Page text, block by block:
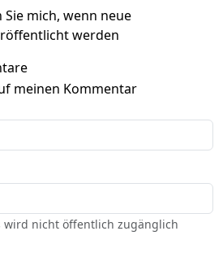
mich, wenn neue
werden
meinen Kommentar
wird nicht öffentlich zugänglich